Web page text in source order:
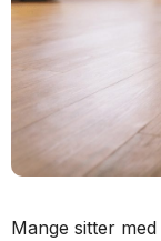
Mange sitter